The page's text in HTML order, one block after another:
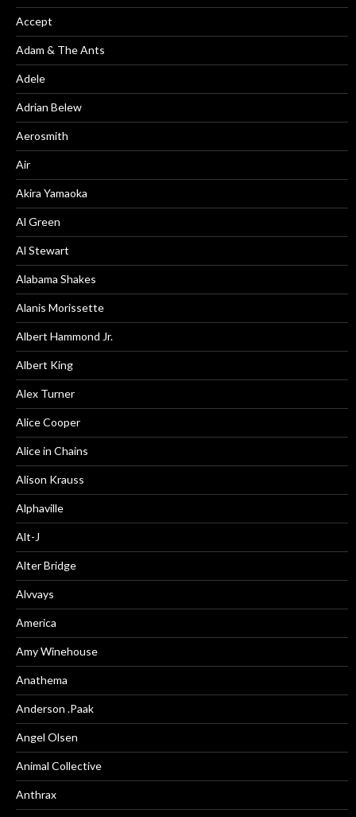
Accept
Adam & The Ants
Adele
Adrian Belew
Aerosmith
Air
Akira Yamaoka
Al Green
Al Stewart
Alabama Shakes
Alanis Morissette
Albert Hammond Jr.
Albert King
Alex Turner
Alice Cooper
Alice in Chains
Alison Krauss
Alphaville
Alt-J
Alter Bridge
Alvvays
America
Amy Winehouse
Anathema
Anderson .Paak
Angel Olsen
Animal Collective
Anthrax